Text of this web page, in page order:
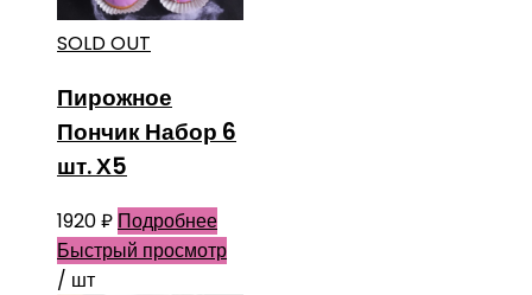
SOLD OUT
Пирожное
Пончик Набор 6
шт. Х5
1920₽ Подробнее
Быстрый просмотр
/ шт